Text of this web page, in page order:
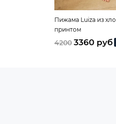
Пижама Luiza из
принтом
4200 3360 руб